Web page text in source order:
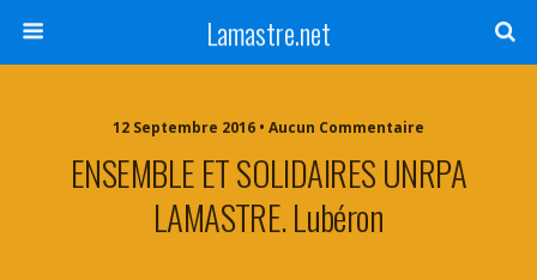
Lamastre.net
12 Septembre 2016 • Aucun Commentaire
ENSEMBLE ET SOLIDAIRES UNRPA
LAMASTRE. Lubéron